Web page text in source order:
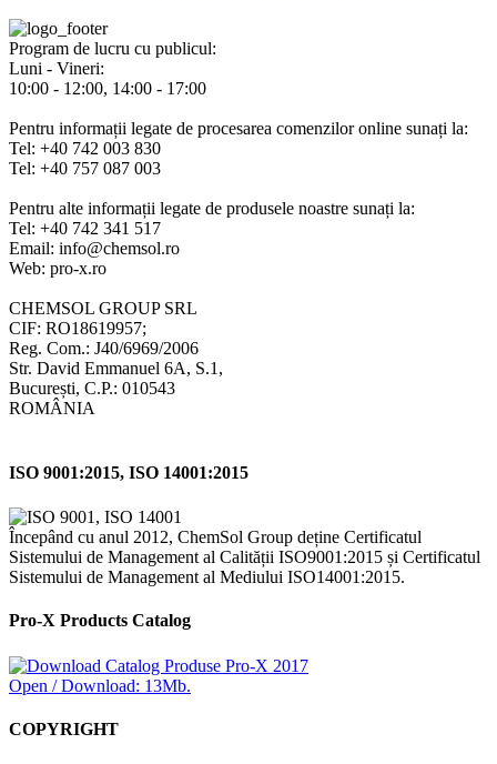
Program de lucru cu publicul:
Luni - Vineri:
10:00 - 12:00, 14:00 - 17:00
Pentru informații legate de procesarea comenzilor online sunați la:
Tel: +40 742 003 830
Tel: +40 757 087 003
Pentru alte informații legate de produsele noastre sunați la:
Tel: +40 742 341 517
Email: info@chemsol.ro
Web: pro-x.ro
CHEMSOL GROUP SRL
CIF: RO18619957;
Reg. Com.: J40/6969/2006
Str. David Emmanuel 6A, S.1,
București, C.P.: 010543
ROMÂNIA
ISO 9001:2015, ISO 14001:2015
Începând cu anul 2012, ChemSol Group deține Certificatul
Sistemului de Management al Calității ISO9001:2015 și Certificatul
Sistemului de Management al Mediului ISO14001:2015.
Pro-X Products Catalog
Open / Download: 13Mb.
COPYRIGHT